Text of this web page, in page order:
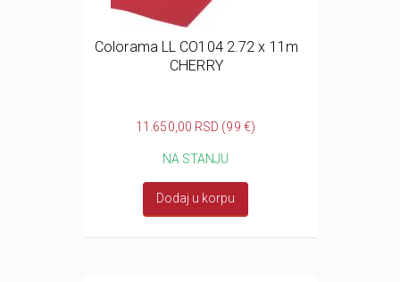
Colorama LL CO104 2.72 x 11m
CHERRY
11.650,00 RSD (99 €)
NA STANJU
Dodaj u korpu